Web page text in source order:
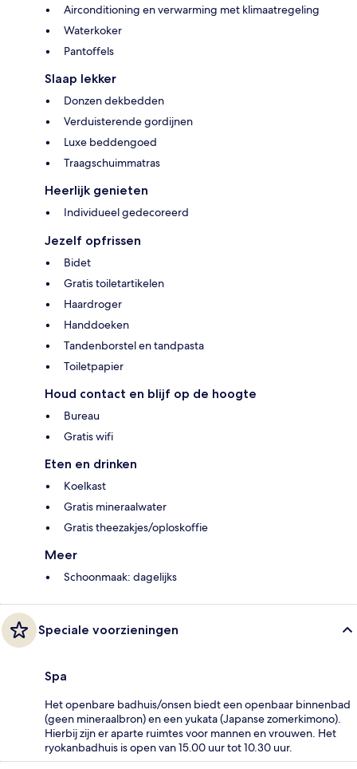
Airconditioning en verwarming met klimaatregeling
Waterkoker
Pantoffels
Slaap lekker
Donzen dekbedden
Verduisterende gordijnen
Luxe beddengoed
Traagschuimmatras
Heerlijk genieten
Individueel gedecoreerd
Jezelf opfrissen
Bidet
Gratis toiletartikelen
Haardroger
Handdoeken
Tandenborstel en tandpasta
Toiletpapier
Houd contact en blijf op de hoogte
Bureau
Gratis wifi
Eten en drinken
Koelkast
Gratis mineraalwater
Gratis theezakjes/oploskoffie
Meer
Schoonmaak: dagelijks
Speciale voorzieningen
Spa
Het openbare badhuis/onsen biedt een openbaar binnenbad
(geen mineraalbron) en een yukata (Japanse zomerkimono).
Hierbij zijn er aparte ruimtes voor mannen en vrouwen. Het
ryokanbadhuis is open van 15.00 uur tot 10.30 uur.